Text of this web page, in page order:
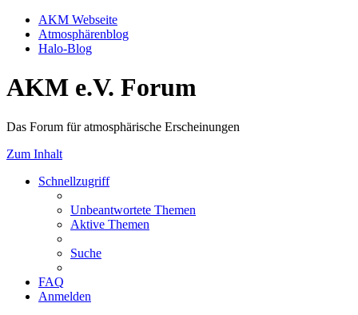
AKM Webseite
Atmosphärenblog
Halo-Blog
AKM e.V. Forum
Das Forum für atmosphärische Erscheinungen
Zum Inhalt
Schnellzugriff
Unbeantwortete Themen
Aktive Themen
Suche
FAQ
Anmelden